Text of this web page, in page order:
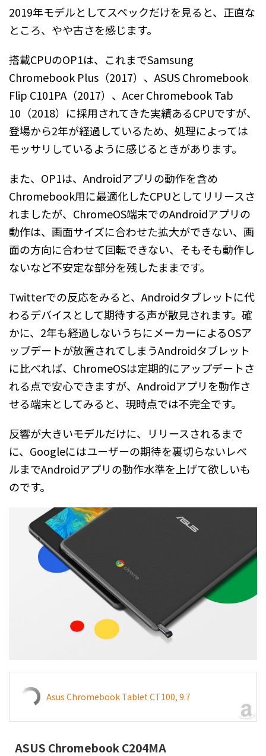
2019年モデルとしてスペックだけを見ると、正直な
ところ、やや古さを感じます。
搭載CPUのOP1は、これまでSamsung
Chromebook Plus（2017）、ASUS Chromebook
Flip C101PA（2017）、Acer Chromebook Tab
10（2018）に採用されてきた実績あるCPUですが、
登場から2年が経過しているため、処理によっては
モッサリしているように感じるときがあります。
また、OP1は、Androidアプリの動作を含め
Chromebook用に最適化したCPUとしてリリースさ
れましたが、ChromeOS端末でのAndroidアプリの
動作は、画面サイズに合わせた拡大ができない、画
面の方向に合わせて回転できない、そもそも動作し
ないなど不安定な部分を残したままです。
Twitterでの反応をみると、Androidタブレットに代
わるデバイスとして期待する声が散見されます。確
かに、2年も経過しないうちにメーカーによるOSア
ップデートが放置されてしまうAndroidタブレット
に比べれば、ChromeOSは定期的にアップデートさ
れる点で安心できますが、Androidアプリを動作さ
せる端末としてみると、現時点では不完全です。
反響が大きいモデルだけに、リリースされるまで
に、Googleにはユーザーの期待を裏切らないレベ
ルまでAndroidアプリの動作水準を上げて欲しいも
のです。
Asus Chromebook Tablet CT100, 9.7
ASUS Chromebook C204MA